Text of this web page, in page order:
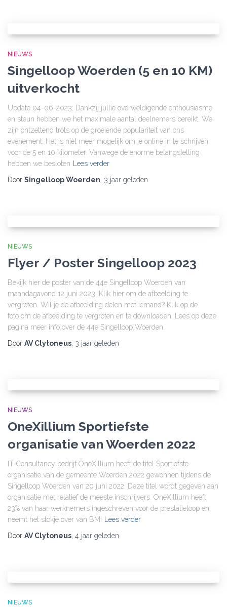
NIEUWS
Singelloop Woerden (5 en 10 KM)
uitverkocht
Update 04-06-2023: Dankzij jullie overweldigende enthousiasme
en steun hebben we het maximale aantal deelnemers bereikt. We
zijn ontzettend trots op de groeiende populariteit van ons
evenement. Het is niet meer mogelijk om je online in te schrijven
voor de 5 en 10 kilometer. Vanwege de enorme belangstelling
hebben we besloten Lees verder
Door Singelloop Woerden, 3 jaar geleden
NIEUWS
Flyer / Poster Singelloop 2023
Bekijk hier de poster van de 44e Singelloop Woerden van
maandagavond 12 juni 2023. Klik hier om de afbeelding te
vergroten. Wil je de afbeelding delen met iemand? Klik op de
foto om de afbeelding te vergroten en te downloaden. Lees op deze
pagina meer info over de 44e Singelloop Woerden.
Door AV Clytoneus, 3 jaar geleden
NIEUWS
OneXillium Sportiefste
organisatie van Woerden 2022
IT-Consultancy bedrijf OneXillium heeft de titel Sportiefste
organisatie van de gemeente Woerden 2022 gewonnen tijdens de
Singelloop Woerden van 20 juni 2022. Deze titel wordt gegeven aan
organisatie met relatief de meeste inschrijvers. OneXillium heeft
23% van haar werknemers ingeschreven voor de prestatieloop en
neemt het stokje over van BMI
Lees verder
Door AV Clytoneus, 4 jaar geleden
NIEUWS